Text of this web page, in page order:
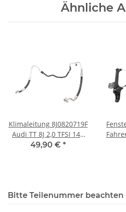
Ähnliche
Klimaleitung 8J0820719F
Audi TT 8J 2,0 TFSI 147
kW Kältemittelleitung
49,90 € *
Audi
Bitte Teilenummer beachten